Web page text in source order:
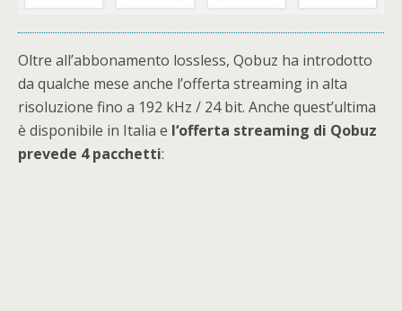
Oltre all’abbonamento lossless, Qobuz ha introdotto
da qualche mese anche l’offerta streaming in alta
risoluzione fino a 192 kHz / 24 bit. Anche quest’ultima
è disponibile in Italia e l‘offerta streaming di Qobuz
prevede 4 pacchetti: